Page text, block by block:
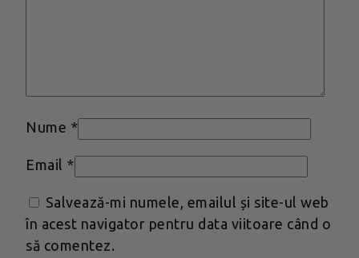
Nume *
Email *
Salvează-mi numele, emailul și site-ul web
în acest navigator pentru data viitoare când o
să comentez.